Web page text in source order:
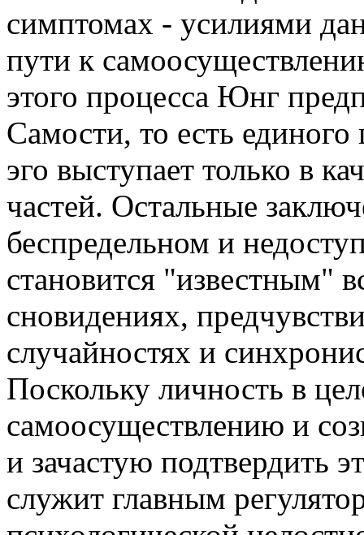
симптомах - усилиями
пути к
этого процесса Юнг
Самости, то есть единого
эго выступает только в
частей. Остальные
беспредельном и
становится "известным"
сновидениях,
случайностях и
Поскольку личность в
самоосуществлению и
и зачастую подтвердить
служит главным